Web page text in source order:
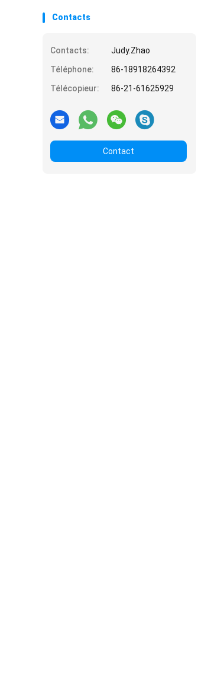
Contacts
Contacts:
Judy.Zhao
Téléphone:
86-18918264392
Télécopieur:
86-21-61625929
Contact